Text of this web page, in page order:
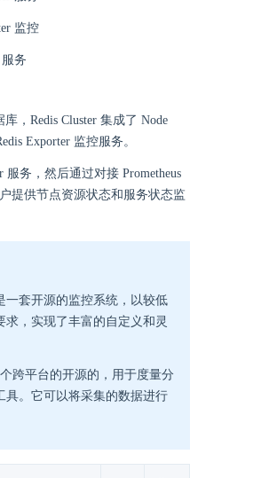
监控
务
，Redis Cluster 集成了 Node
Exporter 监控服务。
服务，然后通过对接 Prometheus
提供节点资源状态和服务状态监
一套开源的监控系统，以较低
求，实现了丰富的自定义和灵
跨平台的开源的，用于度量分
具。它可以将采集的数据进行